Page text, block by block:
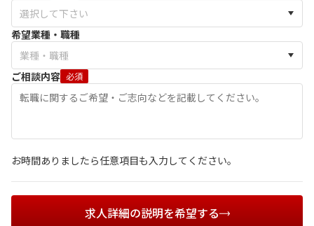
希望業種・職種
ご相談内容 必須
お時間ありましたら任意項目も入力してください。
求人詳細の説明を希望する